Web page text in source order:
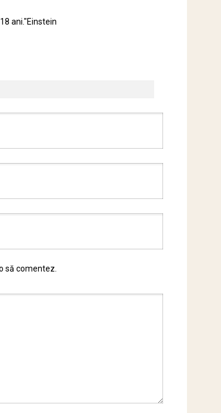
ani."Einstein
să comentez.